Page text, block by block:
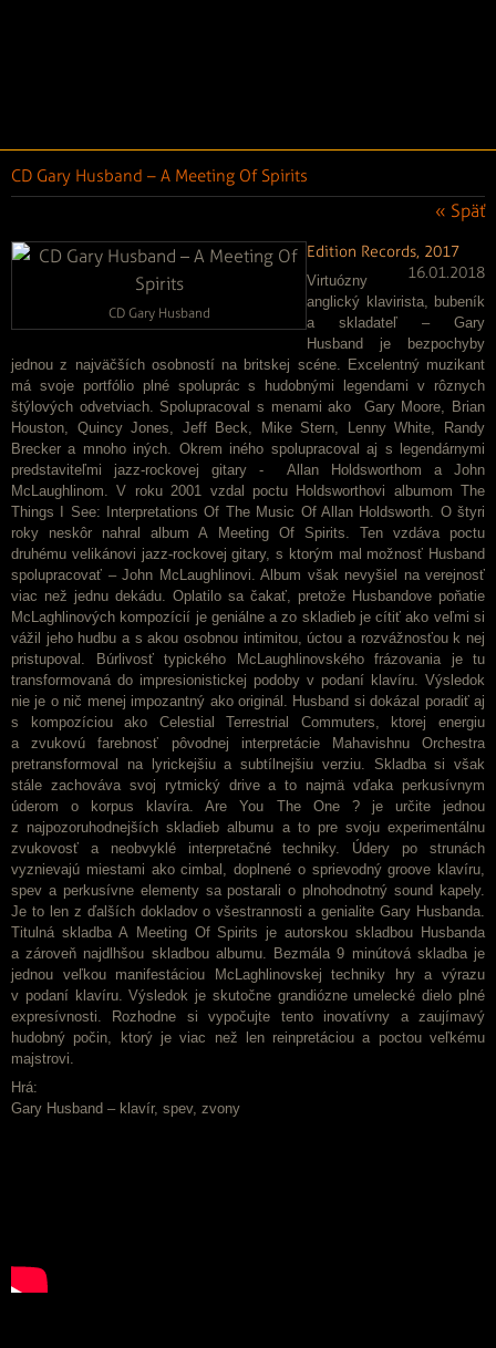
CD Gary Husband – A Meeting Of Spirits
« Späť
CD Gary Husband
Edition Records, 2017
16.01.2018
Virtuózny
anglický klavirista, bubeník
a skladateľ – Gary
Husband je bezpochyby
jednou z najväčších osobností na britskej scéne. Excelentný muzikant
má svoje portfólio plné spoluprác s hudobnými legendami v rôznych
štýlových odvetviach. Spolupracoval s menami ako Gary Moore, Brian
Houston, Quincy Jones, Jeff Beck, Mike Stern, Lenny White, Randy
Brecker a mnoho iných. Okrem iného spolupracoval aj s legendárnymi
predstaviteľmi jazz-rockovej gitary - Allan Holdsworthom a John
McLaughlinom. V roku 2001 vzdal poctu Holdsworthovi albumom The
Things I See: Interpretations Of The Music Of Allan Holdsworth. O štyri
roky neskôr nahral album A Meeting Of Spirits. Ten vzdáva poctu
druhému velikánovi jazz-rockovej gitary, s ktorým mal možnosť Husband
spolupracovať – John McLaughlinovi. Album však nevyšiel na verejnosť
viac než jednu dekádu. Oplatilo sa čakať, pretože Husbandove poňatie
McLaghlinových kompozícií je geniálne a zo skladieb je cítiť ako veľmi si
vážil jeho hudbu a s akou osobnou intimitou, úctou a rozvážnosťou k nej
pristupoval. Búrlivosť typického McLaughlinovského frázovania je tu
transformovaná do impresionistickej podoby v podaní klavíru. Výsledok
nie je o nič menej impozantný ako originál. Husband si dokázal poradiť aj
s kompozíciou ako Celestial Terrestrial Commuters, ktorej energiu
a zvukovú farebnosť pôvodnej interpretácie Mahavishnu Orchestra
pretransformoval na lyrickejšiu a subtílnejšiu verziu. Skladba si však
stále zachováva svoj rytmický drive a to najmä vďaka perkusívnym
úderom o korpus klavíra. Are You The One ? je určite jednou
z najpozoruhodnejších skladieb albumu a to pre svoju experimentálnu
zvukovosť a neobvyklé interpretačné techniky. Údery po strunách
vyznievajú miestami ako cimbal, doplnené o sprievodný groove klavíru,
spev a perkusívne elementy sa postarali o plnohodnotný sound kapely.
Je to len z ďalších dokladov o všestrannosti a genialite Gary Husbanda.
Titulná skladba A Meeting Of Spirits je autorskou skladbou Husbanda
a zároveň najdlhšou skladbou albumu. Bezmála 9 minútová skladba je
jednou veľkou manifestáciou McLaghlinovskej techniky hry a výrazu
v podaní klavíru. Výsledok je skutočne grandiózne umelecké dielo plné
expresívnosti. Rozhodne si vypočujte tento inovatívny a zaujímavý
hudobný počin, ktorý je viac než len reinpretáciou a poctou veľkému
majstrovi.
Hrá:
Gary Husband – klavír, spev, zvony